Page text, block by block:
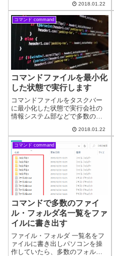
たくなることもあると思いま
す。通常では削除出来ないアプ
リもPowerShellを使...
2018.01.22
コマンド command
コマンドファイルを最小化
した状態で実行します
コマンドファイルをタスクバー
に最小化した状態で実行会社の
情報システム部などで多数のパ
ど、コマンドファイルを利用し
て一斉に設定変更させることが
あります。しかしコマンドプロ
ンプトの画面が表示されるとパ
ソコン使用者にファ...
2018.01.22
コマンド command
コマンドで多数のファイ
ル・フォルダ名一覧をファ
イルに書き出す
ファイル・フォルダ 一覧名をフ
ァイルに書き出しパソコンを操
作していたら、多数のフォルダ